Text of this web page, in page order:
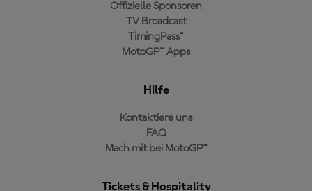
Offizielle Sponsoren
TV Broadcast
TimingPass™
MotoGP™ Apps
Hilfe
Kontaktiere uns
FAQ
Mach mit bei MotoGP™
Tickets & Hospitality